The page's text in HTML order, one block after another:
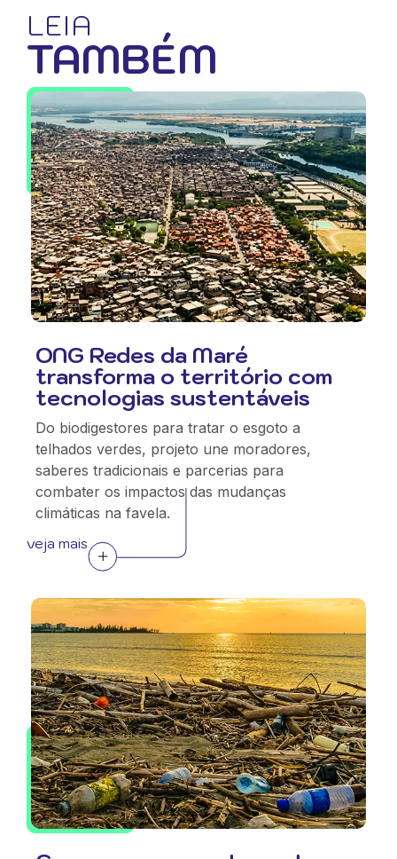
LEIA
TAMBÉM
ONG Redes da Maré
transforma o território com
tecnologias sustentáveis
Do biodigestores para tratar o esgoto a
telhados verdes, projeto une moradores,
saberes tradicionais e parcerias para
combater os impactos das mudanças
climáticas na favela.
veja mais